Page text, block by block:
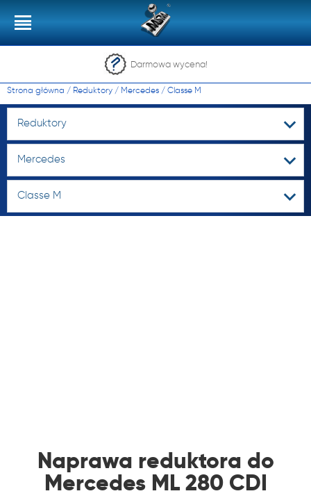
Darmowa wycena!
Strona główna / Reduktory / Mercedes / Classe M
Reduktory
Mercedes
Classe M
Naprawa reduktora do
Mercedes ML 280 CDI